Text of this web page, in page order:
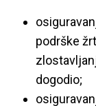
podrške
dogodio;